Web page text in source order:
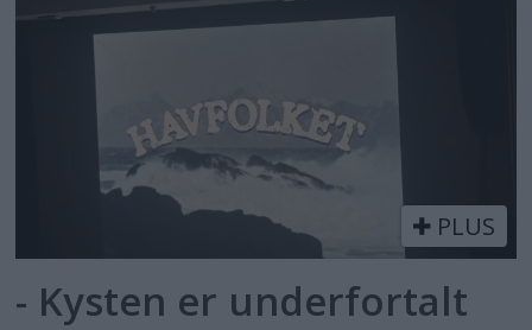
PLUS
- Kysten er underfortalt